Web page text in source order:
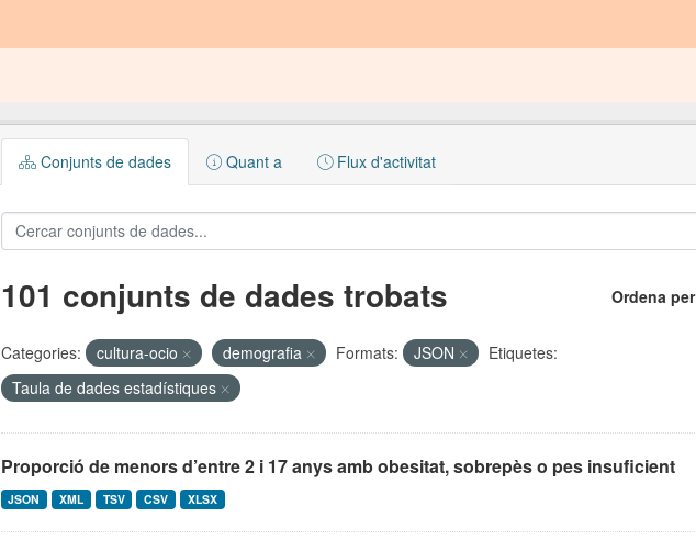
Conjunts de dades Quant a Flux d'activitat
Ordena per
101 conjunts de dades trobats
Categories: cultura-ocio demografia Formats: JSON
Etiquetes:
Taula de dades estadístiques
Proporció de menors d’entre 2 i 17 anys amb obesitat, sobrepès o pes insuficient
JSON XML TSV CSV XLSX